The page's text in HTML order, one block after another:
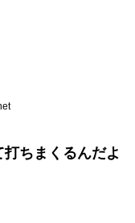
ちまくるんだよ